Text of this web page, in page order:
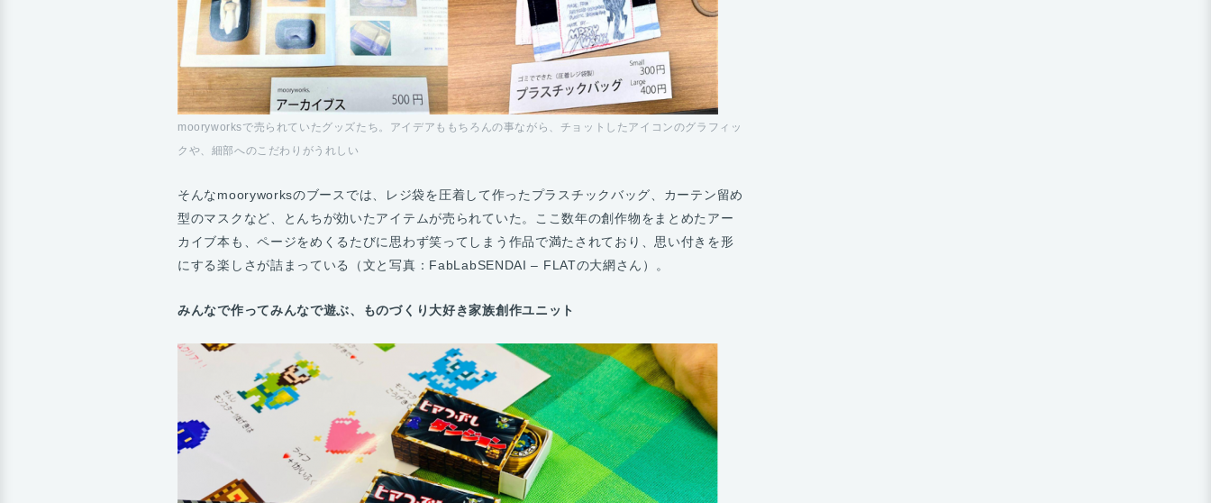
mooryworksで売られていたグッズたち。アイデアももちろんの事ながら、チョットしたアイコンのグラフィッ
クや、細部へのこだわりがうれしい
そんなmooryworksのブースでは、レジ袋を圧着して作ったプラスチックバッグ、カーテン留め
型のマスクなど、とんちが効いたアイテムが売られていた。ここ数年の創作物をまとめたアー
カイブ本も、ページをめくるたびに思わず笑ってしまう作品で満たされており、思い付きを形
にする楽しさが詰まっている（文と写真：FabLabSENDAI – FLATの大網さん）。
みんなで作ってみんなで遊ぶ、ものづくり大好き家族創作ユニット